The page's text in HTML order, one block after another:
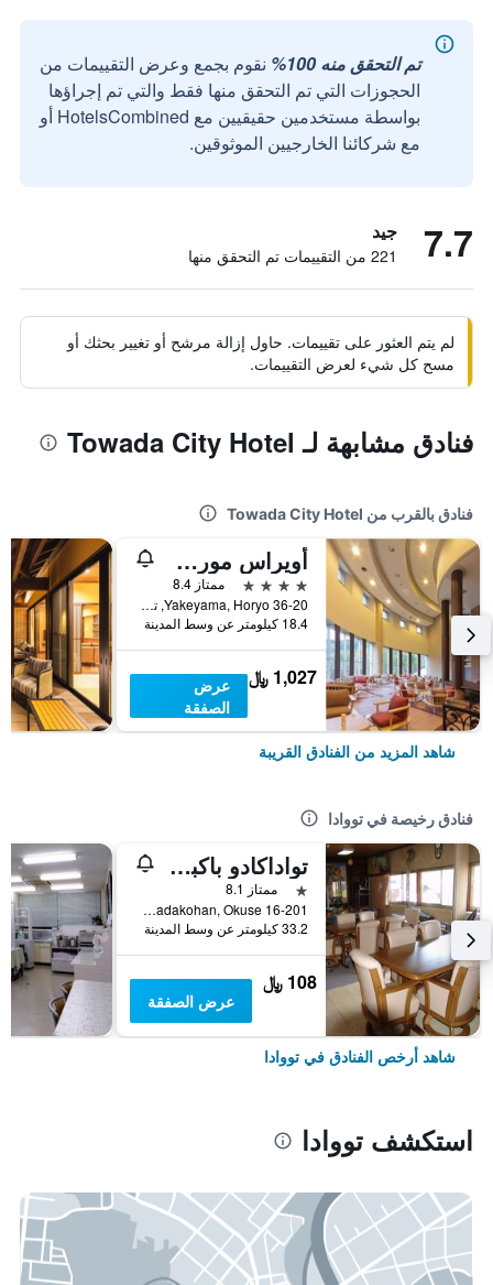
تم التحقق منه 100%
نقوم بجمع وعرض التقييمات من
الحجوزات التي تم التحقق منها فقط والتي تم إجراؤها
بواسطة مستخدمين حقيقيين مع HotelsCombined أو
مع شركائنا الخارجيين الموثوقين.
7.7 جيد
221 من التقييمات تم التحقق منها
لم يتم العثور على تقييمات. حاول إزالة مرشح أو تغيير بحثك أو
مسح كل شيء لعرض التقييمات.
فنادق مشابهة لـ Towada City Hotel
فنادق بالقرب من Towada City Hotel
أويراس موري نو هوتل
4 نجوم
ممتاز 8.4
36-20 Yakeyama, Horyo, تووادا, اليابان
18.4 كيلومتر عن وسط المدينة
1,027 ﷼
عرض
الصفقة
شاهد المزيد من الفنادق القريبة
فنادق رخيصة في تووادا
تواداكادو باكبكرز
نجمة واحدة
ممتاز 8.1
16-201 Yasumiya, Towadakohan, Okuse, تووادا, اليابان
33.2 كيلومتر عن وسط المدينة
108 ﷼
عرض الصفقة
شاهد أرخص الفنادق في تووادا
استكشف تووادا